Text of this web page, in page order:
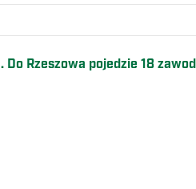
Rzeszowa pojedzie 18